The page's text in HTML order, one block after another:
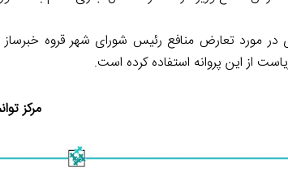
در مورد تعارض منافع رئیس شورای شهر قروه
از این پروانه استفاده کرده است.
مرکز